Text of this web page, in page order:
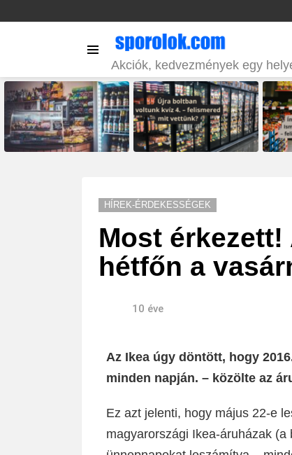
Akciók, kedvezmények egy
STORIES
HÍREK-ÉRDEKESSÉGEK
Most
hétfőn a
10 éve
Az Ikea úgy döntött, hogy
minden napján. – közölte az
Ez azt jelenti, hogy május 22-e
magyarországi Ikea-áruházak